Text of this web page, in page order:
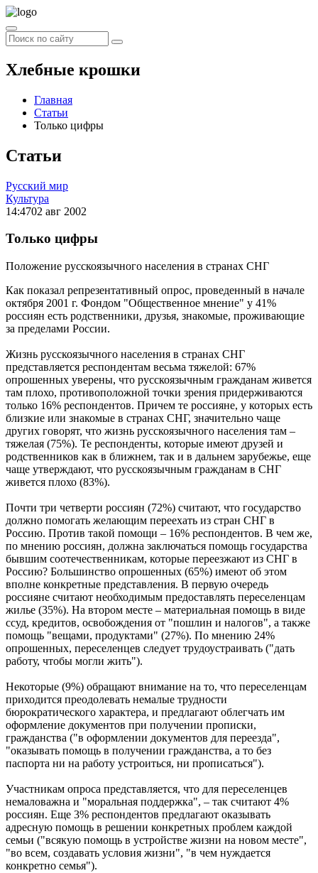
Хлебные крошки
Главная
Статьи
Только цифры
Статьи
Русский мир
Культура
14:4702 авг 2002
Только цифры
Положение русскоязычного населения в странах СНГ
Как показал репрезентативный опрос, проведенный в начале
октября 2001 г. Фондом "Общественное мнение" у 41%
россиян есть родственники, друзья, знакомые, проживающие
за пределами России.
Жизнь русскоязычного населения в странах СНГ
представляется респондентам весьма тяжелой: 67%
опрошенных уверены, что русскоязычным гражданам живется
там плохо, противоположной точки зрения придерживаются
только 16% респондентов. Причем те россияне, у которых есть
близкие или знакомые в странах СНГ, значительно чаще
других говорят, что жизнь русскоязычного населения там –
тяжелая (75%). Те респонденты, которые имеют друзей и
родственников как в ближнем, так и в дальнем зарубежье, еще
чаще утверждают, что русскоязычным гражданам в СНГ
живется плохо (83%).
Почти три четверти россиян (72%) считают, что государство
должно помогать желающим переехать из стран СНГ в
Россию. Против такой помощи – 16% респондентов. В чем же,
по мнению россиян, должна заключаться помощь государства
бывшим соотечественникам, которые переезжают из СНГ в
Россию? Большинство опрошенных (65%) имеют об этом
вполне конкретные представления. В первую очередь
россияне считают необходимым предоставлять переселенцам
жилье (35%). На втором месте – материальная помощь в виде
ссуд, кредитов, освобождения от "пошлин и налогов", а также
помощь "вещами, продуктами" (27%). По мнению 24%
опрошенных, переселенцев следует трудоустраивать ("дать
работу, чтобы могли жить").
Некоторые (9%) обращают внимание на то, что переселенцам
приходится преодолевать немалые трудности
бюрократического характера, и предлагают облегчать им
оформление документов при получении прописки,
гражданства ("в оформлении документов для переезда",
"оказывать помощь в получении гражданства, а то без
паспорта ни на работу устроиться, ни прописаться").
Участникам опроса представляется, что для переселенцев
немаловажна и "моральная поддержка", – так считают 4%
россиян. Еще 3% респондентов предлагают оказывать
адресную помощь в решении конкретных проблем каждой
семьи ("всякую помощь в устройстве жизни на новом месте",
"во всем, создавать условия жизни", "в чем нуждается
конкретно семья").